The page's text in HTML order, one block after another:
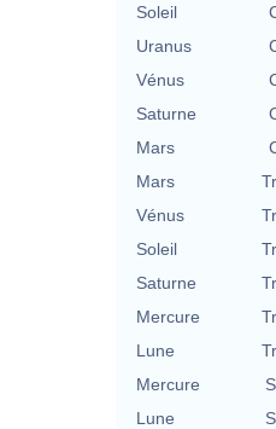
Soleil
Uranus
Vénus
Saturne
Mars
Mars
Vénus
Soleil
Saturne
Mercure
Lune
Mercure
Lune